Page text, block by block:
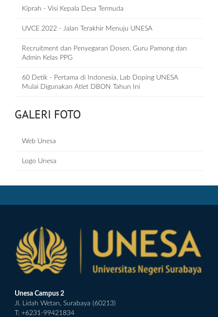
Kiprah - Visi Kepala Desa Termuda
UVCE 2022 - Jalan Terakhir Menuju UNESA
Recruitment dan Penyegaran Dosen, Guru Pamong dan
Admin Kelas PPG
60 Detik - Pertama di Indonesia, Lab Doping UNESA
Mulai Digunakan Atlet DBON Tahun Ini
GALERI FOTO
Web Unesa
Logo Unesa
Unesa Campus 2
Jl. Lidah Wetan, Surabaya (60213)
T: +6231-99421834